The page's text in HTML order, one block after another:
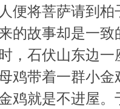
便将菩萨请到
的故事却是一
，石伏山东边
鸡带着一群小
鸡就是不进屋